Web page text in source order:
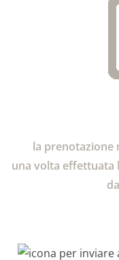
la prenotazione
una volta effettuata